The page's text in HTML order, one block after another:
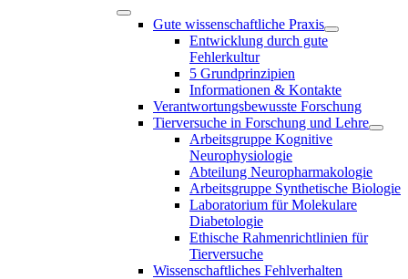
Gute wissenschaftliche Praxis
Entwicklung durch gute
Fehlerkultur
5 Grundprinzipien
Informationen & Kontakte
Verantwortungsbewusste Forschung
Tierversuche in Forschung und Lehre
Arbeitsgruppe Kognitive
Neurophysiologie
Abteilung Neuropharmakologie
Arbeitsgruppe Synthetische Biologie
Laboratorium für Molekulare
Diabetologie
Ethische Rahmenrichtlinien für
Tierversuche
Wissenschaftliches Fehlverhalten